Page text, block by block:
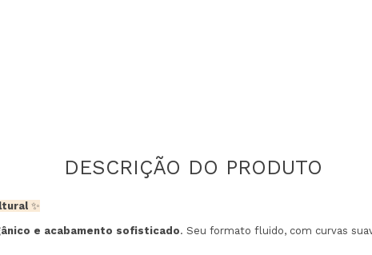
✨
e acabamento sofisticado. Seu formato fluido, com curvas